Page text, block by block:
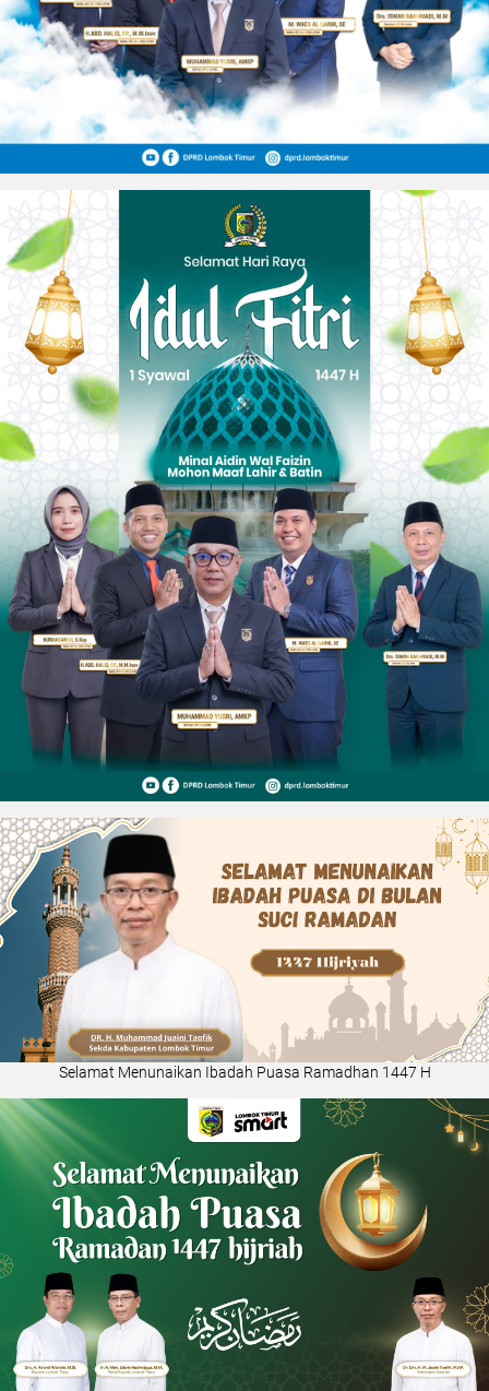
Selamat Menunaikan Ibadah Puasa Ramadhan 1447 H